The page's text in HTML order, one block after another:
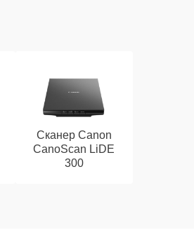
Сканер Canon
CanoScan LiDE
300